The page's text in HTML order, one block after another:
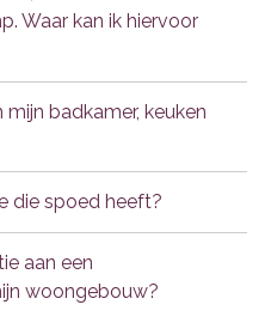
Waar kan ik hiervoor
die spoed heeft?
woongebouw?